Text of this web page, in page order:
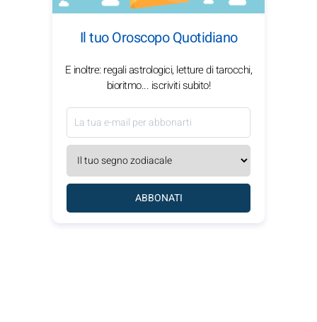
Il tuo Oroscopo Quotidiano
E inoltre: regali astrologici, letture di tarocchi,
bioritmo... iscriviti subito!
ABBONATI